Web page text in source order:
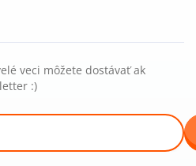
veci môžete dostávať ak
:)